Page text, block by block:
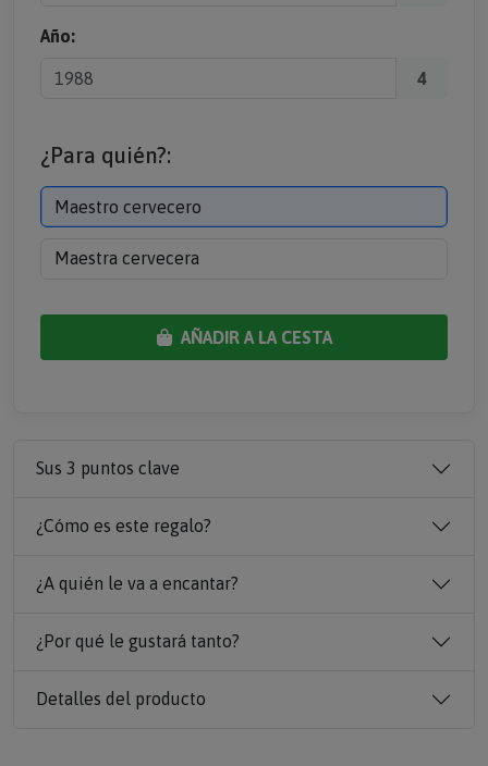
Año:
4
¿Para quién?:
Maestro cervecero
Maestra cervecera
AÑADIR A LA CESTA
Sus 3 puntos clave
¿Cómo es este regalo?
¿A quién le va a encantar?
¿Por qué le gustará tanto?
Detalles del producto